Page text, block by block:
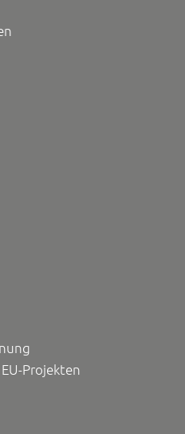
Projekten